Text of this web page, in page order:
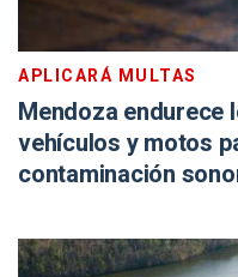
APLICARÁ MULTAS
Mendoza
vehículos y motos
contaminación